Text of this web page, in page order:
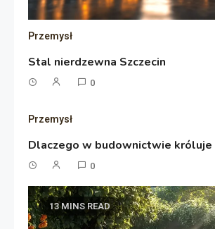
Przemysł
Stal nierdzewna Szczecin
0
Przemysł
Dlaczego w budownictwie króluje
0
13 MINS READ